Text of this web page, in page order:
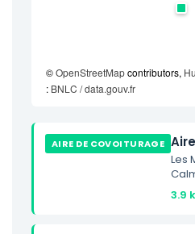
©OpenStreetMapcontributors,
: BNLC / data.gouv.fr
AIRE DE COVOITURAGE
Les
3.9